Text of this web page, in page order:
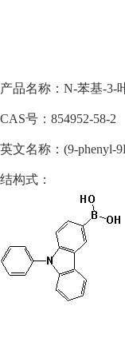
产品名称：N-苯基-3-
CAS号：854952-58-2
英文名称：(9-phenyl-
结构式：